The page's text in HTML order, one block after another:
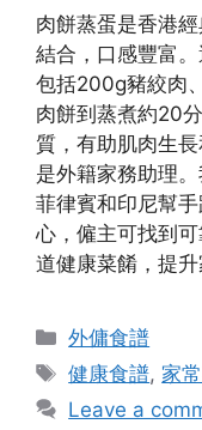
肉餅蒸蛋是香港
結合，口感豐富
包括200g豬絞肉
肉餅到蒸煮約20
質，有助肌肉生
是外籍家務助理
菲律賓和印尼幫
心，僱主可找到
道健康菜餚，提升
Categories
外傭食譜
Tags
健康食譜, 家
Leave a